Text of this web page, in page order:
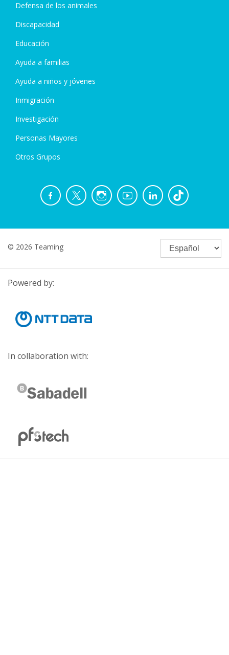
Defensa de los animales
Discapacidad
Educación
Ayuda a familias
Ayuda a niños y jóvenes
Inmigración
Investigación
Personas Mayores
Otros Grupos
© 2026 Teaming
Powered by:
In collaboration with: